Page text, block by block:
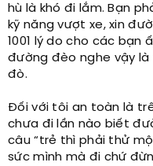
hù là khó đi lắm. Bạn
kỹ năng vượt xe, xin
1001 lý do cho các bạn
đường đèo nghe vậy là
đò.
Đối với tôi an toàn là
chưa đi lần nào biết
câu “trẻ thì phải thử
sức mình mà đi chứ